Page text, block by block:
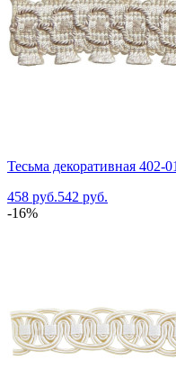
Тесьма декоративная 402-
458 руб.542 руб.
-16%